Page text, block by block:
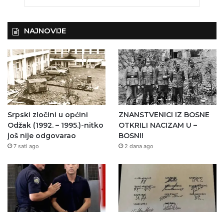
NAJNOVIJE
Srpski zločini u općini
Odžak (1992. – 1995.)-nitko
još nije odgovarao
7 sati ago
ZNANSTVENICI IZ BOSNE
OTKRILI NACIZAM U –
BOSNI!
2 dana ago